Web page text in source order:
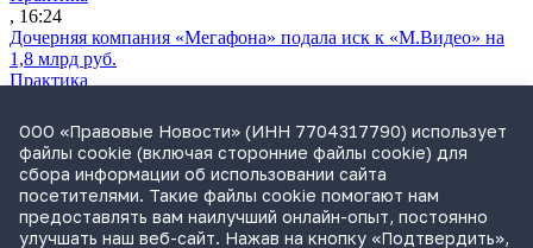
, 16:24
Дочерняя компания «Мегафона» подала иск к «М.Видео» на
1,8 млрд руб.
Практика
СИП проверит отмену патента на систему управления
устройствами после возражений «Яндекса»
Практика
, 15:17
Суды 10 стран рассматривают иски российской «дочки»
Google о возврате дивидендов
ООО «Правовые Новости» (ИНН 7704317790) использует
файлы cookie (включая сторонние файлы cookie) для
сбора информации об использовании сайта
посетителями. Такие файлы cookie помогают нам
предоставлять вам наилучший онлайн-опыт, постоянно
улучшать наш веб-сайт. Нажав на кнопку «Подтвердить»,